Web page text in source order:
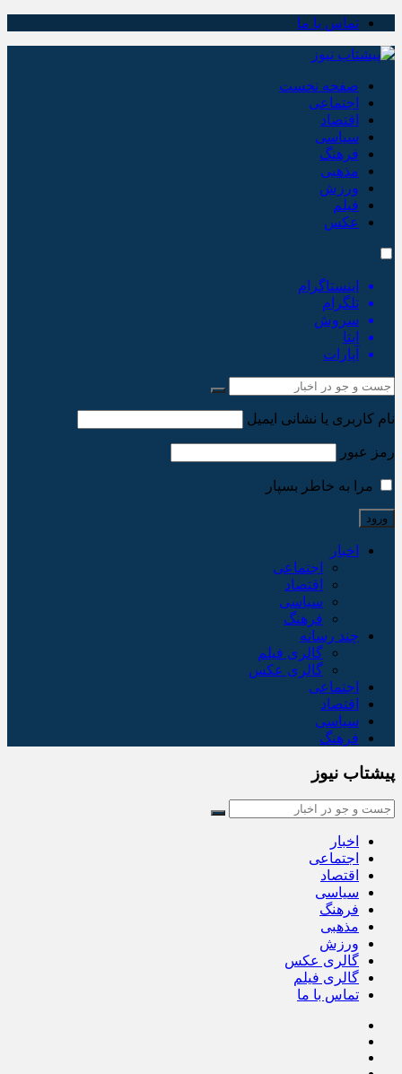
تماس با ما
صفحه نخست
اجتماعی
اقتصاد
سیاسی
فرهنگ
مذهبی
ورزش
فیلم
عکس
اینستاگرام
تلگرام
سروش
ایتا
آپارات
نام کاربری یا نشانی ایمیل
رمز عبور
مرا به خاطر بسپار
اخبار
اجتماعی
اقتصاد
سیاسی
فرهنگ
چند رسانه
گالری فیلم
گالری عکس
اجتماعی
اقتصاد
سیاسی
فرهنگ
پیشتاب نیوز
اخبار
اجتماعی
اقتصاد
سیاسی
فرهنگ
مذهبی
ورزش
گالری عکس
گالری فیلم
تماس با ما